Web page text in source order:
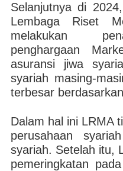
Selanjutnya di
Lembaga Riset
melakukan
penghargaan
asuransi jiwa
syariah masing-
terbesar
Dalam hal ini LRMA
perusahaan
syariah. Setelah itu,
pemeringkatan